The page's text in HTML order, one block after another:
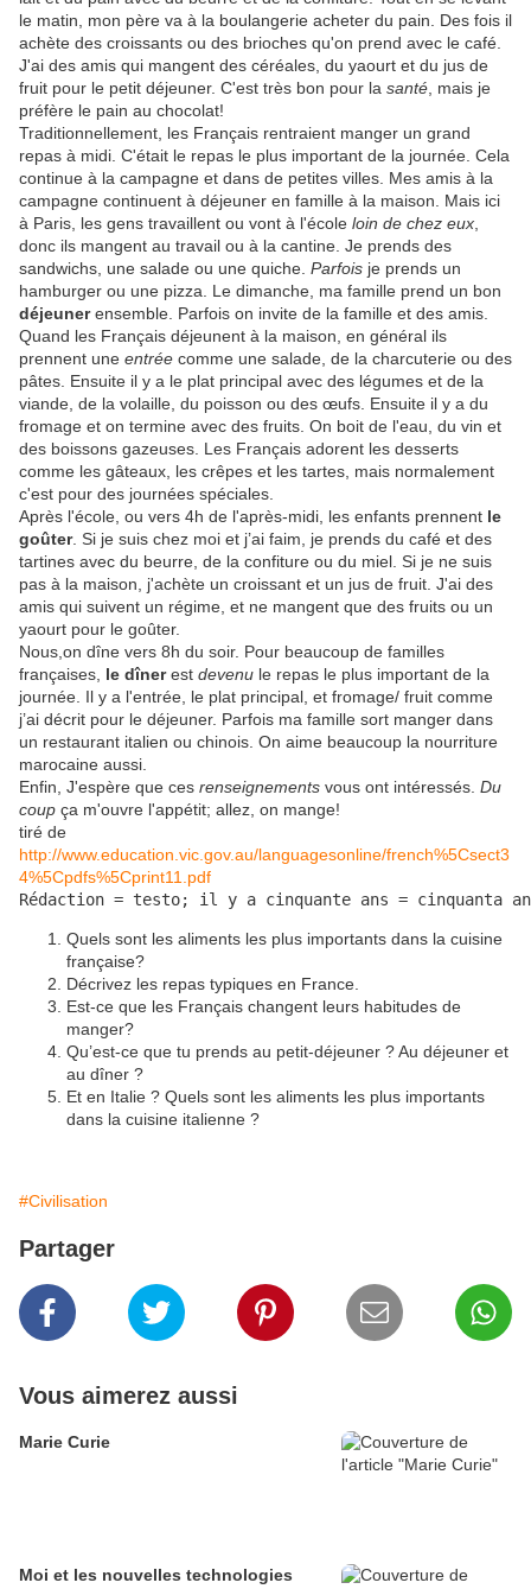
le matin, mon père va à la boulangerie acheter du pain. Des fois il
achète des croissants ou des brioches qu'on prend avec le café.
J'ai des amis qui mangent des céréales, du yaourt et du jus de
fruit pour le petit déjeuner. C'est très bon pour la santé , mais je
préfère le pain au chocolat!
Traditionnellement, les Français rentraient manger un grand
repas à midi. C'était le repas le plus important de la journée. Cela
continue à la campagne et dans de petites villes. Mes amis à la
campagne continuent à déjeuner en famille à la maison. Mais ici
à Paris, les gens travaillent ou vont à l'école loin de chez eux
donc ils mangent au travail ou à la cantine. Je prends des
sandwichs, une salade ou une quiche. Parfois je prends un
hamburger ou une pizza. Le dimanche, ma famille prend un bon
déjeunerensemble. Parfois on invite de la famille et des amis.
Quand les Français déjeunent à la maison, en général ils
prennent une entrée comme une salade, de la charcuterie ou des
pâtes. Ensuite il y a le plat principal avec des légumes et de la
viande, de la volaille, du poisson ou des œufs. Ensuite il y a du
fromage et on termine avec des fruits. On boit de l'eau, du vin et
des boissons gazeuses. Les Français adorent les desserts
comme les gâteaux, les crêpes et les tartes, mais normalement
c'est pour des journées spéciales.
Après l'école, ou vers 4h de l'après-midi, les enfants prennent le
goûter. Si je suis chez moi et j’ai faim, je prends du café et des
tartines avec du beurre, de la confiture ou du miel. Si je ne suis
pas à la maison, j'achète un croissant et un jus de fruit. J'ai des
amis qui suivent un régime, et ne mangent que des fruits ou un
yaourt pour le goûter.
Nous,on dîne vers 8h du soir. Pour beaucoup de familles
françaises, le dînerest devenu le repas le plus important de la
journée. Il y a l'entrée, le plat principal, et fromage/ fruit comme
j’ai décrit pour le déjeuner. Parfois ma famille sort manger dans
un restaurant italien ou chinois. On aime beaucoup la nourriture
marocaine aussi.
Enfin, J'espère que ces renseignements vous ont intéressés. Du
coup ça m'ouvre l'appétit; allez, on mange!
tiré de
http://www.education.vic.gov.au/languagesonline/french%5Csect3
4%5Cpdfs%5Cprint11.pdf
Rédaction = testo; il y a cinquante ans = cinquanta
Quels sont les aliments les plus importants dans la cuisine
française?
Décrivez les repas typiques en France.
Est-ce que les Français changent leurs habitudes de
manger?
Qu’est-ce que tu prends au petit-déjeuner ? Au déjeuner et
au dîner ?
Et en Italie ? Quels sont les aliments les plus importants
dans la cuisine italienne ?
#Civilisation
Partager
Vous aimerez aussi
Marie Curie
Moi et les nouvelles technologies